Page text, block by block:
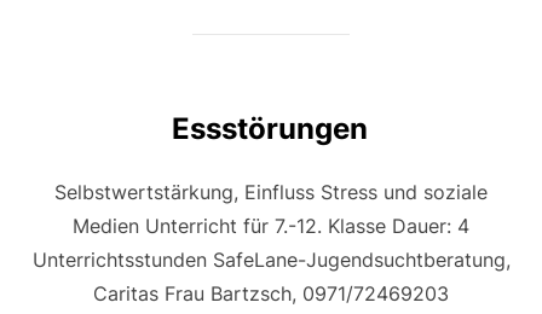
Essstörungen
Selbstwertstärkung, Einfluss Stress und soziale
Medien Unterricht für 7.-12. Klasse Dauer: 4
Unterrichtsstunden SafeLane-Jugendsuchtberatung,
Caritas Frau Bartzsch, 0971/72469203